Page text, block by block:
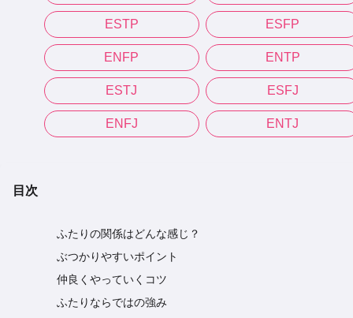
ESTP ESFP
ENFP ENTP
ESTJ ESFJ
ENFJ ENTJ
目次
ふたりの関係はどんな感じ？
ぶつかりやすいポイント
仲良くやっていくコツ
ふたりならではの強み